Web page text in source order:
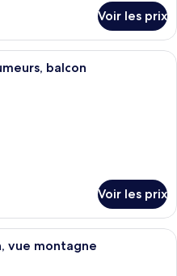
Voir les prix
Une chambre d’hôtel avec deux
balcon
Voir les prix
Une cabane aux murs en bois,
vue montagne